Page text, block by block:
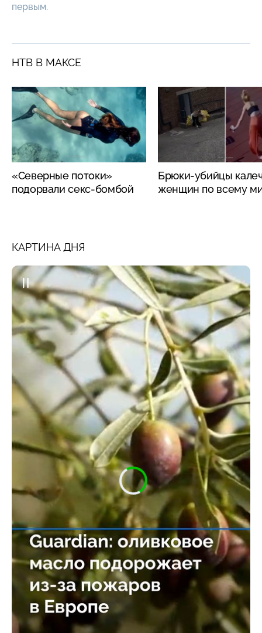
первым.
НТВ В МАКСЕ
«Северные потоки»
подорвали секс-бомбой
Брюки-убийцы
женщин по всему
КАРТИНА ДНЯ